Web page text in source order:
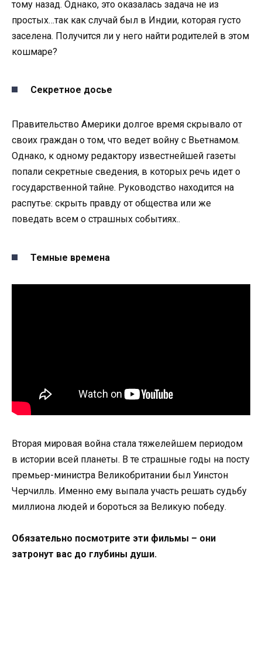
тому назад. Однако, это оказалась задача не из
простых…так как случай был в Индии, которая густо
заселена. Получится ли у него найти родителей в этом
кошмаре?
Секретное досье
Правительство Америки долгое время скрывало от
своих граждан о том, что ведет войну с Вьетнамом.
Однако, к одному редактору известнейшей газеты
попали секретные сведения, в которых речь идет о
государственной тайне. Руководство находится на
распутье: скрыть правду от общества или же
поведать всем о страшных событиях..
Темные времена
Вторая мировая война стала тяжелейшем периодом
в истории всей планеты. В те страшные годы на посту
премьер-министра Великобритании был Уинстон
Черчилль. Именно ему выпала участь решать судьбу
миллиона людей и бороться за Великую победу.
Обязательно посмотрите эти фильмы – они
затронут вас до глубины души.